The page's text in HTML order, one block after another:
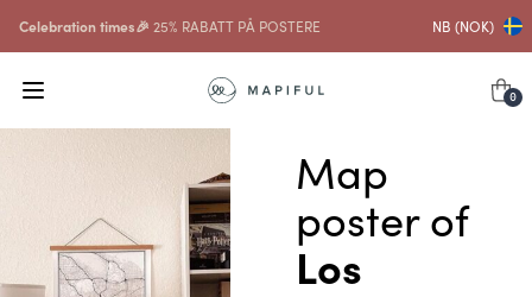
Celebration times🎉 25% RABATT PÅ POSTERE NB (NOK)
0
Map
poster of
Los